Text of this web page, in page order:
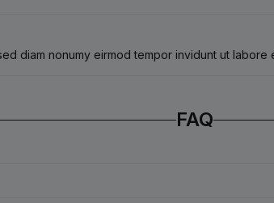
diam nonumy eirmod tempor invidunt ut
FAQ